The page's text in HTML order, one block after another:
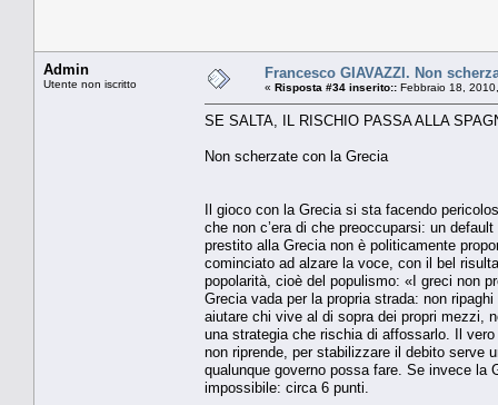
Admin
Utente non iscritto
Francesco GIAVAZZI. Non
« Risposta #34 inserito:: Febbraio 18,
SE SALTA, IL RISCHIO PASSA ALLA
Non scherzate con la Grecia
Il gioco con la Grecia si sta facendo
che non c’era di che preoccuparsi: un
prestito alla Grecia non è politicamente
cominciato ad alzare la voce, con il bel
popolarità, cioè del populismo: «I greci non
Grecia vada per la propria strada: non
aiutare chi vive al di sopra dei propri mezzi,
una strategia che rischia di affossarlo. Il
non riprende, per stabilizzare il debito serve
qualunque governo possa fare. Se invece la
impossibile: circa 6 punti.